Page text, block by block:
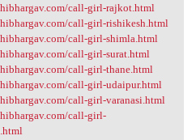
call-girl-rajkot.html
call-girl-rishikesh.html
call-girl-shimla.html
call-girl-surat.html
call-girl-thane.html
call-girl-udaipur.html
call-girl-varanasi.html
call-girl-